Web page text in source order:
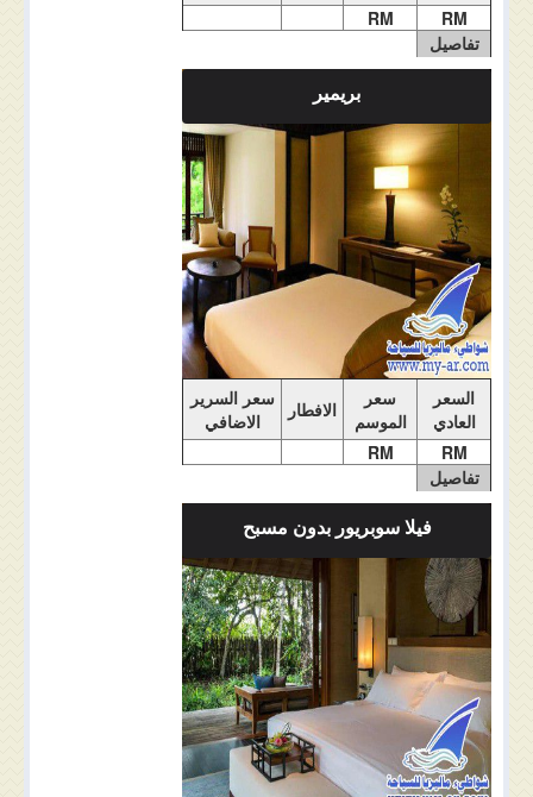
RM
RM
تفاصيل
الغرفة
بريمير
السعر
العادي
سعر
الموسم
الافطار
سعر السرير
الاضافي
RM
RM
تفاصيل
الغرفة
ملاحضات الغرفة
فيلا سوبريور بدون مسبح
ملاحضات الغرفة